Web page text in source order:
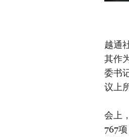
越通
其作
委书
议上
会上
767